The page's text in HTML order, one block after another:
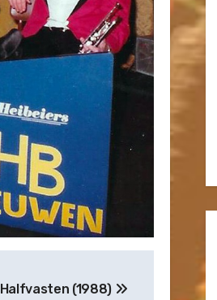
Halfvasten (1988)